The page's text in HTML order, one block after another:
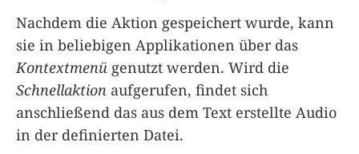
Nachdem die Aktion gespeichert wurde, kann
sie in beliebigen Applikationen über das
Kontextmenü genutzt werden. Wird die
Schnellaktion aufgerufen, findet sich
anschließend das aus dem Text erstellte Audio
in der definierten Datei.